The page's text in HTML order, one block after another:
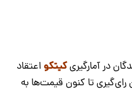
کیتکو اعتقاد
رای‌گیری تا کنون قیمت‌ها به